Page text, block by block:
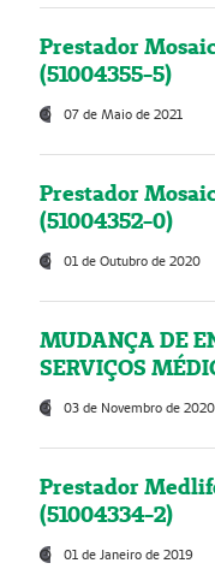
Prestador
(51004355-5)
07 de Maio de 2021
Prestador
(51004352-0)
01 de Outubro de 2020
MUDANÇA DE
SERVIÇOS
03 de Novembro de 2020
Prestador
(51004334-2)
01 de Janeiro de 2019